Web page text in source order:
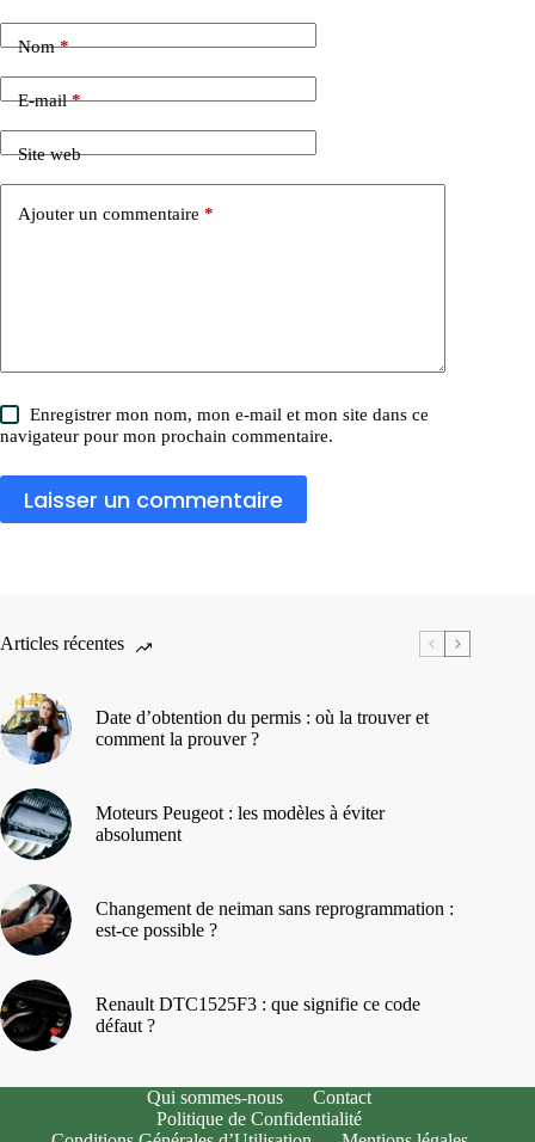
Nom*
E-mail*
Site web
Ajouter un commentaire *
Enregistrer mon nom, mon e-mail et mon site dans ce
navigateur pour mon prochain commentaire.
Laisser un commentaire
Articles récentes
Date d’obtention du permis : où la trouver et
comment la prouver ?
Moteurs Peugeot : les modèles à éviter
absolument
Changement de neiman sans reprogrammation :
est-ce possible ?
Renault DTC1525F3 : que signifie ce code
défaut ?
Qui sommes-nous
Contact
Politique de Confidentialité